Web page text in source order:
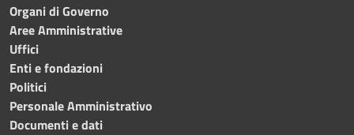
Organi di Governo
Aree Amministrative
Uffici
Enti e fondazioni
Politici
Personale Amministrativo
Documenti e dati